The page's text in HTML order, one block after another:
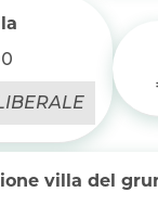
villa del